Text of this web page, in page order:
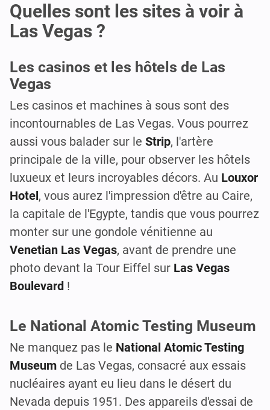
Quelles sont les sites à voir à
Las Vegas ?
Les casinos et les hôtels de Las
Vegas
Les casinos et machines à sous sont des
incontournables de Las Vegas. Vous pourrez
aussi vous balader sur le Strip, l'artère
principale de la ville, pour observer les hôtels
luxueux et leurs incroyables décors. Au Louxor
Hotel , vous aurez l'impression d'être au Caire,
la capitale de l'Egypte, tandis que vous pourrez
monter sur une gondole vénitienne au
Venetian Las Vegas, avant de prendre une
photo devant la Tour Eiffel sur Las Vegas
Boulevard !
Le National Atomic Testing Museum
Ne manquez pas le National Atomic Testing
Museum de Las Vegas, consacré aux essais
nucléaires ayant eu lieu dans le désert du
Nevada depuis 1951. Des appareils d'essai de